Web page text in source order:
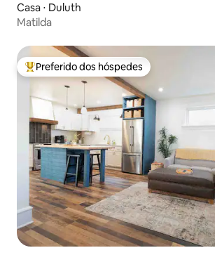
Casa ⋅ Duluth
Matilda
Entre os melhores preferidos dos hóspedes
Preferido dos hóspedes